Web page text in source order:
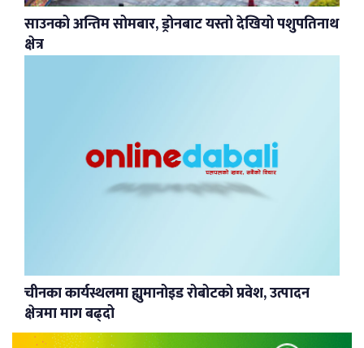
साउनको अन्तिम सोमबार, ड्रोनबाट यस्तो देखियो पशुपतिनाथ
क्षेत्र
चीनका कार्यस्थलमा ह्युमानोइड रोबोटको प्रवेश, उत्पादन
क्षेत्रमा माग बढ्दो